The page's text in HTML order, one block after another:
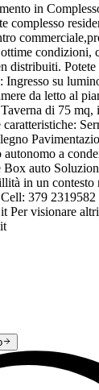
in
complesso
condizioni,
distribuiti.
Ingresso su
da letto al
di 75 mq,
a
auto
in un contesto
379
Per visionare